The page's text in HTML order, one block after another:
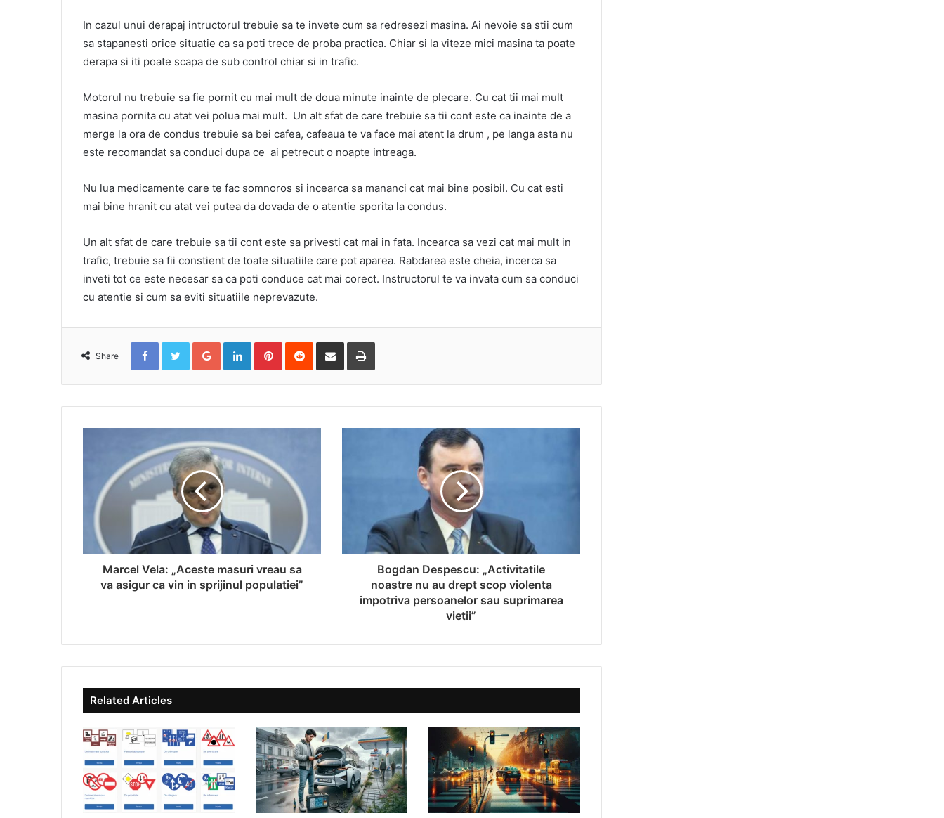
In cazul unui derapaj intructorul trebuie sa te invete cum sa redresezi masina. Ai nevoie sa stii cum
sa stapanesti orice situatie ca sa poti trece de proba practica. Chiar si la viteze mici masina ta poate
derapa si iti poate scapa de sub control chiar si in trafic.
Motorul nu trebuie sa fie pornit cu mai mult de doua minute inainte de plecare. Cu cat tii mai mult
masina pornita cu atat vei polua mai mult. Un alt sfat de care trebuie sa tii cont este ca inainte de a
merge la ora de condus trebuie sa bei cafea, cafeaua te va face mai atent la drum , pe langa asta nu
este recomandat sa conduci dupa ce ai petrecut o noapte intreaga.
Nu lua medicamente care te fac somnoros si incearca sa mananci cat mai bine posibil. Cu cat esti
mai bine hranit cu atat vei putea da dovada de o atentie sporita la condus.
Un alt sfat de care trebuie sa tii cont este sa privesti cat mai in fata. Incearca sa vezi cat mai mult in
trafic, trebuie sa fii constient de toate situatiile care pot aparea. Rabdarea este cheia, incerca sa
inveti tot ce este necesar sa ca poti conduce cat mai corect. Instructorul te va invata cum sa conduci
cu atentie si cum sa eviti situatiile neprevazute.
Share
Facebook Twitter Google+ LinkedIn Pinterest Reddit
Marcel Vela: „Aceste masuri vreau sa
va asigur ca vin in sprijinul populatiei”
Bogdan Despescu: „Activitatile
noastre nu au drept scop violenta
impotriva persoanelor sau suprimarea
vietii”
Related Articles